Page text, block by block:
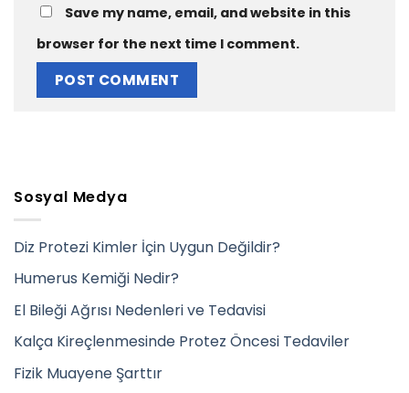
Save my name, email, and website in this
browser for the next time I comment.
Sosyal Medya
Diz Protezi Kimler İçin Uygun Değildir?
Humerus Kemiği Nedir?
El Bileği Ağrısı Nedenleri ve Tedavisi
Kalça Kireçlenmesinde Protez Öncesi Tedaviler
Fizik Muayene Şarttır